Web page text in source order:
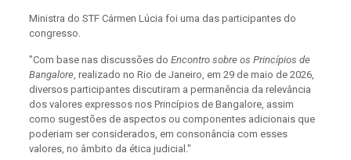
Ministra do STF Cármen Lúcia foi uma das participantes do
congresso.
"Com base nas discussões do Encontro sobre os Princípios de
Bangalore, realizado no Rio de Janeiro, em 29 de maio de 2026,
diversos participantes discutiram a permanência da relevância
dos valores expressos nos Princípios de Bangalore, assim
como sugestões de aspectos ou componentes adicionais que
poderiam ser considerados, em consonância com esses
valores, no âmbito da ética judicial."